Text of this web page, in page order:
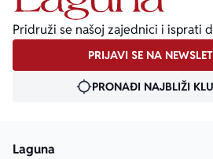
Pridruži se našoj zajednici i isprati
PRIJAVI SE NA
PRONAĐI NAJBLIŽI
Laguna